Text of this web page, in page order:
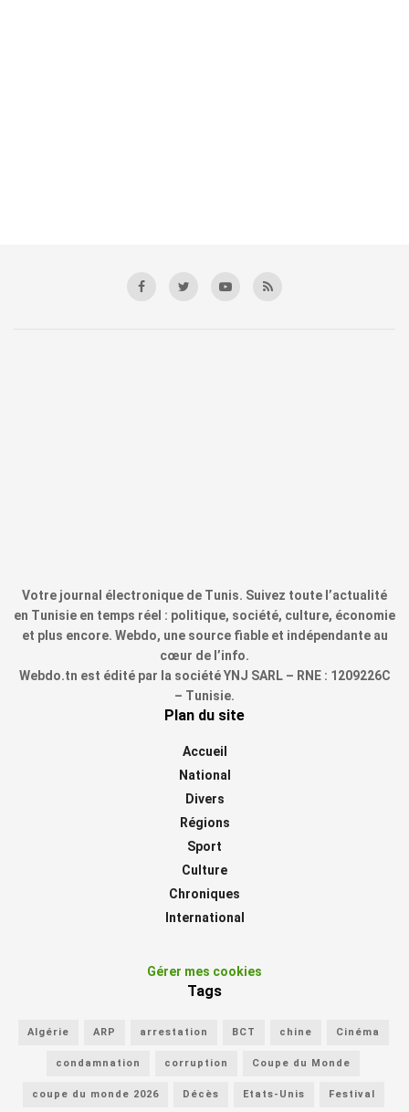
Votre journal électronique de Tunis. Suivez toute l’actualité
en Tunisie en temps réel : politique, société, culture, économie
et plus encore. Webdo, une source fiable et indépendante au
cœur de l’info.
Webdo.tn est édité par la société YNJ SARL – RNE : 1209226C
– Tunisie.
Plan du site
Accueil
National
Divers
Régions
Sport
Culture
Chroniques
International
Gérer mes cookies
Tags
Algérie ARP arrestation BCT chine Cinéma
condamnation corruption Coupe du Monde
coupe du monde 2026 Décès Etats-Unis Festival